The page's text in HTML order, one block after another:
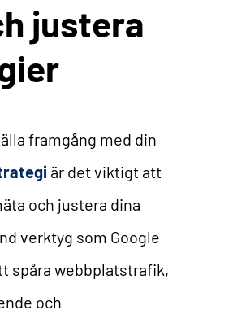
justera
framgång med din
är det viktigt att
och justera dina
verktyg som Google
spåra webbplatstrafik,
och